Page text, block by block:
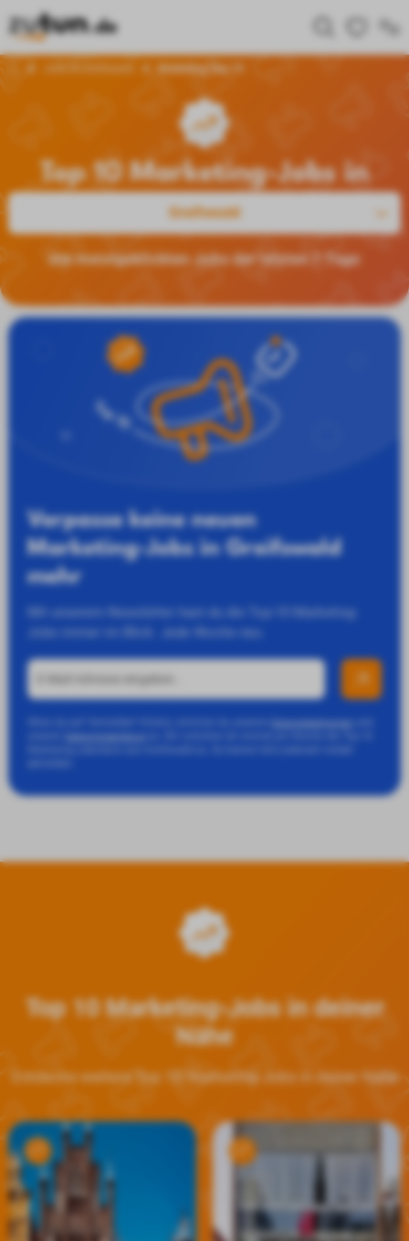
Marketing Top 10
Top 10 Marketing-Jobs in
Greifswald
Die meistgeklickten Jobs der letzten 7 Tage
Verpasse keine neuen
Marketing-Jobs in Greifswald
mehr
Top 10 Marketing-Jobs in deiner
Nähe
Entdecke weitere Top 10 Marketing-Jobs in deiner Nähe